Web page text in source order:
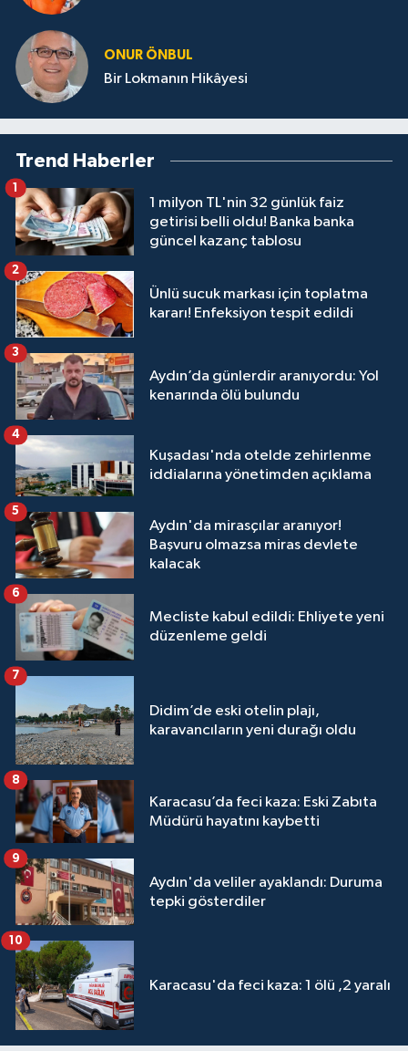
ONUR ÖNBUL
Bir Lokmanın Hikâyesi
Trend Haberler
1 milyon TL'nin 32 günlük faiz
getirisi belli oldu! Banka banka
güncel kazanç tablosu
1
Ünlü sucuk markası için toplatma
kararı! Enfeksiyon tespit edildi
2
Aydın’da günlerdir aranıyordu: Yol
kenarında ölü bulundu
3
Kuşadası'nda otelde zehirlenme
iddialarına yönetimden açıklama
4
Aydın'da mirasçılar aranıyor!
Başvuru olmazsa miras devlete
kalacak
5
Mecliste kabul edildi: Ehliyete yeni
düzenleme geldi
6
Didim’de eski otelin plajı,
karavancıların yeni durağı oldu
7
Karacasu’da feci kaza: Eski Zabıta
Müdürü hayatını kaybetti
8
Aydın'da veliler ayaklandı: Duruma
tepki gösterdiler
9
Karacasu'da feci kaza: 1 ölü ,2 yaralı
10